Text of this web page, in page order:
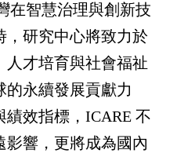
在智慧治理與創新技
，研究中心將致力於
人才培育與社會福祉
的永續發展貢獻力
效指標，ICARE 不
影響，更將成為國內